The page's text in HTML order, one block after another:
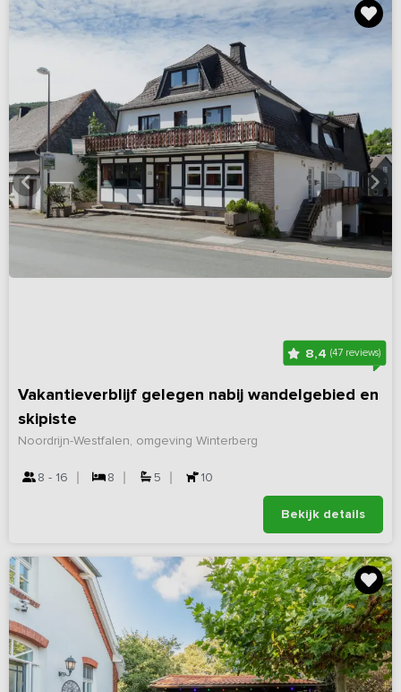
8,4 (47 reviews)
Vakantieverblijf gelegen nabij wandelgebied en
skipiste
Noordrijn-Westfalen, omgeving Winterberg
8 - 16 8 5 10
Bekijk details